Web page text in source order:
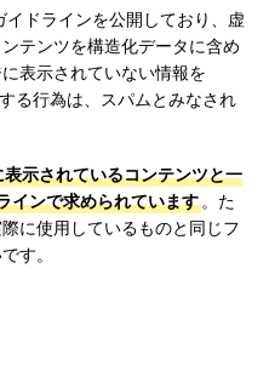
ドラインを公開しており、虚
テンツを構造化データに含め
表示されていない情報を
る行為は、スパムとみなされ
示されているコンテンツと一
インで求められています。た
に使用しているものと同じフ
す。